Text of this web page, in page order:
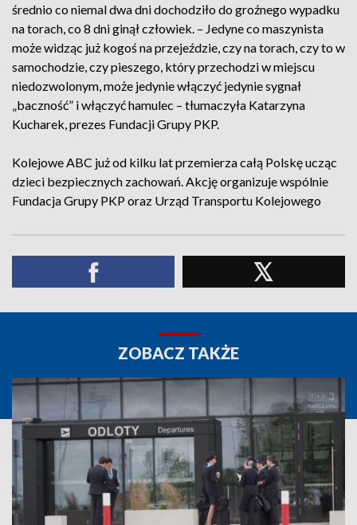
średnio co niemal dwa dni dochodziło do groźnego wypadku
na torach, co 8 dni ginął człowiek. – Jedyne co maszynista
może widząc już kogoś na przejeździe, czy na torach, czy to w
samochodzie, czy pieszego, który przechodzi w miejscu
niedozwolonym, może jedynie włączyć jedynie sygnał
„baczność” i włączyć hamulec – tłumaczyła Katarzyna
Kucharek, prezes Fundacji Grupy PKP.
Kolejowe ABC już od kilku lat przemierza całą Polskę ucząc
dzieci bezpiecznych zachowań. Akcję organizuje wspólnie
Fundacja Grupy PKP oraz Urząd Transportu Kolejowego
ZOBACZ TAKŻE